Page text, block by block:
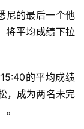
尼的最后一个他
将平均成绩下拉
的平均成绩
，成为两名未完